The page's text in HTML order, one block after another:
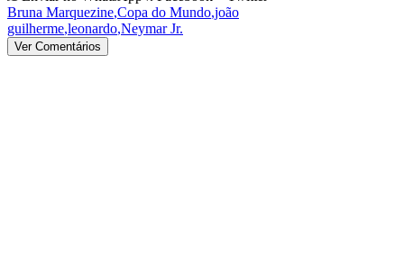
Bruna Marquezine,Copa do Mundo,joão
guilherme,leonardo,Neymar Jr.
Ver Comentários